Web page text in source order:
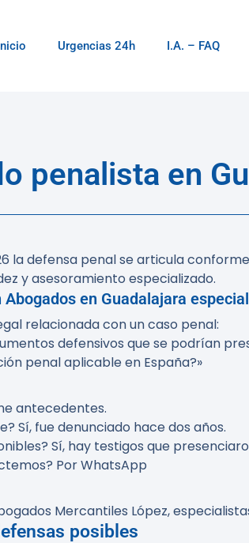
Urgencias 24h I.A. – FAQ
penalista en
la defensa penal se articula
y asesoramiento especializado.
Abogados en Guadalajara
relacionada con un caso penal:
defensivos que se podrían
penal aplicable en España?»
antecedentes.
Sí, fue denunciado hace dos años.
Sí, hay testigos que
Por WhatsApp
Mercantiles López,
posibles